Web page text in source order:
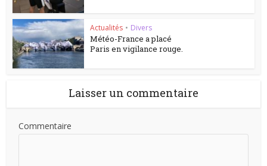
Actualités • Divers
Météo-France a placé
Paris en vigilance rouge.
Laisser un commentaire
Commentaire